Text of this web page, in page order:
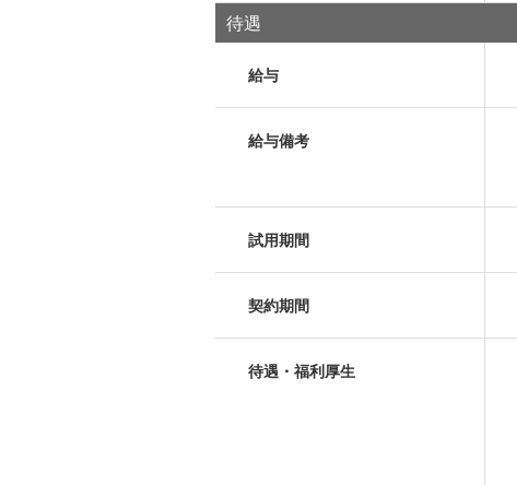
待遇
給与
給与備考
試用期間
契約期間
待遇・福利厚生